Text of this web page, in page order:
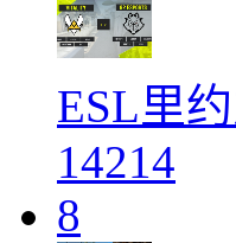
ESL里
14214
8